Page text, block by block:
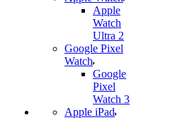
Apple
Watch
Ultra 2
Google Pixel
Watch
Google
Pixel
Watch 3
Apple iPad